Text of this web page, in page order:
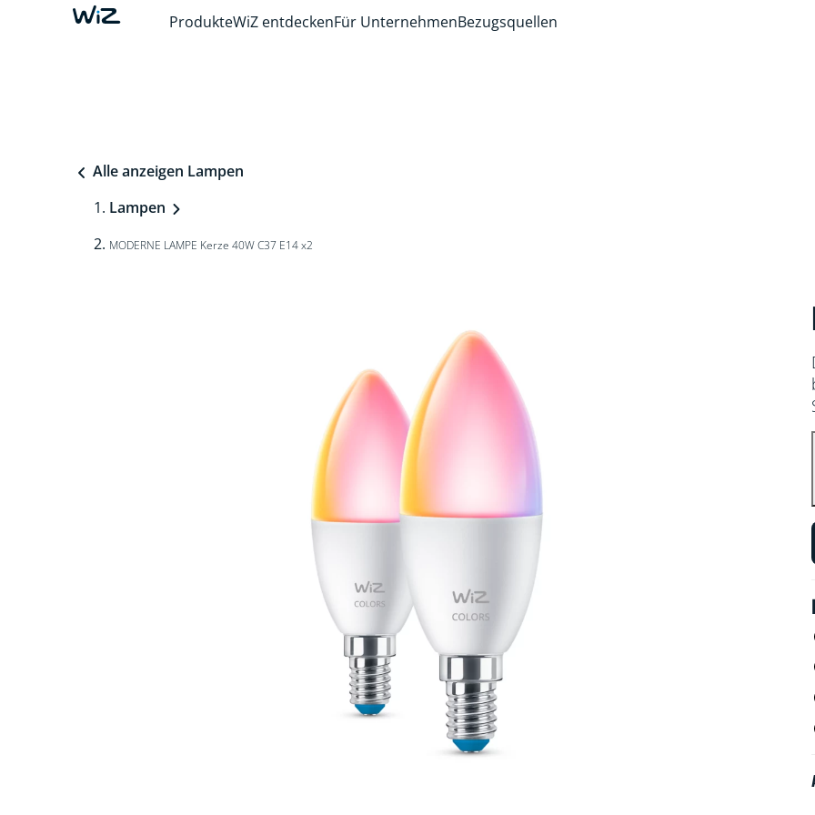
ProdukteWiZ entdeckenFür UnternehmenBezugsquellen
Alle anzeigen Lampen
Lampen
MODERNE LAMPE Kerze 40W C37 E14 x2